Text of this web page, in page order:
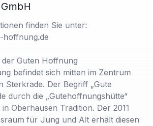
finden Sie unter:
hoffnung.de
Guten Hoffnung
befindet sich mitten im Zentrum
Sterkrade. Der Begriff „Gute
durch die „Gutehoffnungshütte“
Oberhausen Tradition. Der 2011
für Jung und Alt erhält diesen